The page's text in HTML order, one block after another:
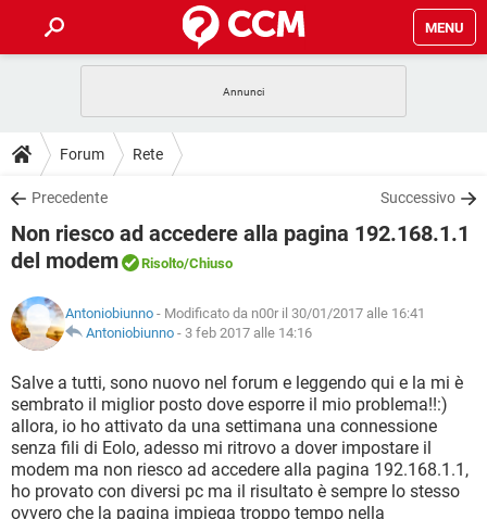
MENU
INTRATTENIMENTO
iOS
INSTAGRAM WHATSAPP
TIKTOK
HARDWARE
GUIDE
COVID-19
iOS
TIKTOK FACEBOOK
DOWNLOAD
COVID-19 GAMING
INTRATTENIMENTO
iOS WINDOWS 10
INSTAGRAM
TIKTOK FACEBOOK
HARDWARE
FORUM
INTRATTENIMENTO ANDROID
INSTAGRAM WHATSAPP
TIKTOK FACEBOOK
HARDWARE
GLOSSARIO
COVID-19
INTRATTENIMENTO ANDROID
iOS WINDOWS 10
INSTAGRAM WHATSAPP
TIKTOK FACEBOOK
Forum Rete
Precedente Successivo
Non riesco ad accedere alla pagina 192.168.1.1
del modem
Risolto/Chiuso
Antoniobiunno - Modificato da n00r il 30/01/2017 alle 16:41
Antoniobiunno - 3 feb 2017 alle 14:16
Salve a tutti, sono nuovo nel forum e leggendo qui e la mi è
sembrato il miglior posto dove esporre il mio problema!!:)
allora, io ho attivato da una settimana una connessione
senza fili di Eolo, adesso mi ritrovo a dover impostare il
modem ma non riesco ad accedere alla pagina 192.168.1.1,
ho provato con diversi pc ma il risultato è sempre lo stesso
ovvero che la pagina impiega troppo tempo nella